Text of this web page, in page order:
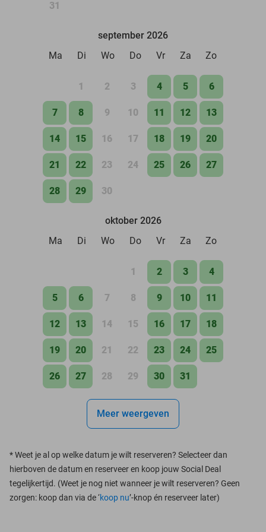
31
september 2026
Ma
Di Wo Do Vr Za Zo
1 2 3 4 5 6
7 8 9 10 11 12 13
14 15 16 17 18 19 20
21 22 23 24 25 26 27
28 29 30
oktober 2026
Ma
Di Wo Do Vr Za Zo
1 2 3 4
5 6 7 8 9 10 11
12 13 14 15 16 17 18
19 20 21 22 23 24 25
26 27 28 29 30 31
Meer weergeven
*Weet je al op welke datum je wilt reserveren? Selecteer dan
hierboven de datum en reserveer en koop jouw Social Deal
tegelijkertijd. (Weet je nog niet wanneer je wilt reserveren? Geen
zorgen: koop dan via de ‘koop nu’-knop én reserveer later)